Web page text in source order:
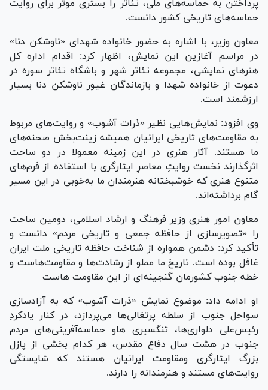
پرداختن به حماسه‌های ملی، تئاتر را بستری موثر برای روایت
حماسه‌های تاریخی کشور دانست.
معاون وزیر، با اشاره به حضور خانواده شهدای «ناوشکن دنا»
در مراسم آغازین این نمایش، اظهار کرد: اقدام اداره کل
هنر‌های نمایشی، مجموعه تئاتر شهر و باشگاه تئاتر سوره در
دعوت از خانواده شهدا و بازماندگان غیور ناوشکن دنا بسیار
ارزشمند است.
وی افزود: نمایش‌هایی نظیر «ذرات آشوب» و روایت‌های مربوط
به مقاومت‌های تاریخی ایرانیان همیشه زینت‌بخش صحنه‌های
ما هستند. آثار هنری در این زمینه معمولا در دو ساحت
اثرگذارند نخست روایتِ معاصرِ ایثارگری با استفاده از فرم‌های
متنوع هنری که خوشبختانه هنرمندان ما به‌خوبی در این مسیر
گام برداشته‌اند.
معاون امور هنری وزیر فرهنگ و ارشاد اسلامی، دومین ساحت
را «تصویرسازی از حافظه جمعی و تاریخی مردم» دانست و
تأکید کرد: دشمن همواره از شناخت حافظه تاریخی ملت ایران
غافل بوده است. تاریخ ما مملو از رشادت‌ها و مقاومت‌هاست و
خطه جنوب کشورمان گنجینه‌ای از این مقاومت هاست
او ادامه داد: موضوع نمایش «ذرات آشوب» که به آزادسازی
سواحل جنوب از سلطه پرتغالی‌ها می‌پردازد، در کنار یادکردِ
رئیس‌علی دلواری‌ها، تنگسیری هاو حماسه‌آفرینی‌های مردم
جنوب در هشت سال دفاع مقدس، هر کدام بخشی از پازل
بزرگ ایثارگری ومقاومت ایرانیان هستند که شایستگی
روایت‌های مستند و هنرمندانه را دارند.